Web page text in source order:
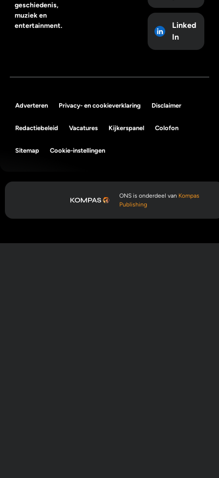
geschiedenis,
muziek en
entertainment.
Linked
In
Adverteren Privacy- en cookieverklaring Disclaimer
Redactiebeleid Vacatures Kijkerspanel Colofon
Sitemap Cookie-instellingen
ONS is onderdeel van Kompas
Publishing